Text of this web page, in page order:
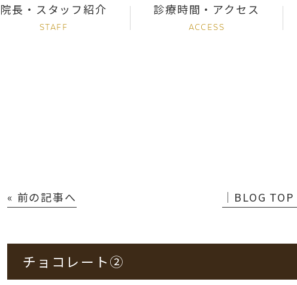
院長・スタッフ紹介
STAFF
診療時間・アクセス
ACCESS
« 前の記事へ │BLOG
チョコレート②